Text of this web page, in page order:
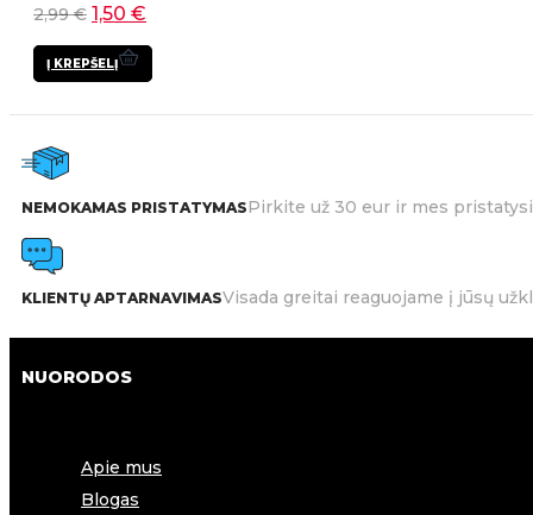
2,99€ 1,50 €
Į KREPŠELĮ
NEMOKAMAS PRISTATYMASPirkite už 30 eur ir mes
KLIENTŲ APTARNAVIMASVisada greitai reaguojame į jūsų
NUORODOS
Apie mus
Blogas